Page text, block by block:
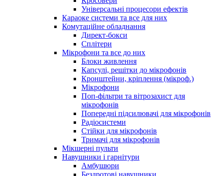
Універсальні процесори ефектів
Караоке системи та все для них
Комутаційне обладнання
Директ-бокси
Сплітери
Мікрофони та все до них
Блоки живлення
Капсулі, решітки до мікрофонів
Кронштейни, кріплення (мікроф.)
Мікрофони
Поп-фільтри та вітрозахист для
мікрофонів
Попередні підсилювачі для мікрофонів
Радіосистеми
Стійки для мікрофонів
Тримачі для мікрофонів
Мікшерні пульти
Навушники і гарнітури
Амбушюри
Бездротові навушники